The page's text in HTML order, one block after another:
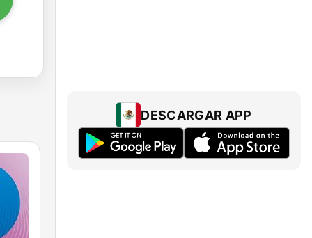
DESCARGAR APP